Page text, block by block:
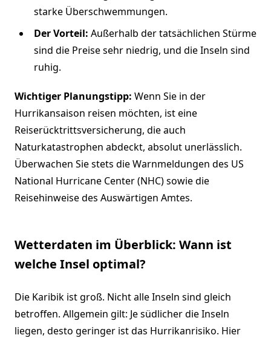
starke Überschwemmungen.
Der Vorteil: Außerhalb der tatsächlichen Stürme
sind die Preise sehr niedrig, und die Inseln sind
ruhig.
Wichtiger Planungstipp: Wenn Sie in der
Hurrikansaison reisen möchten, ist eine
Reiserücktrittsversicherung, die auch
Naturkatastrophen abdeckt, absolut unerlässlich.
Überwachen Sie stets die Warnmeldungen des US
National Hurricane Center (NHC) sowie die
Reisehinweise des Auswärtigen Amtes.
Wetterdaten im Überblick: Wann ist
welche Insel optimal?
Die Karibik ist groß. Nicht alle Inseln sind gleich
betroffen. Allgemein gilt: Je südlicher die Inseln
liegen, desto geringer ist das Hurrikanrisiko. Hier